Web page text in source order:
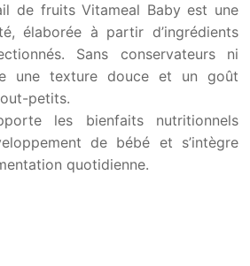
de fruits Vitameal Baby est une
élaborée à partir d’ingrédients
Sans conservateurs ni
une texture douce et un goût
petits.
les bienfaits nutritionnels
de bébé et s’intègre
quotidienne.